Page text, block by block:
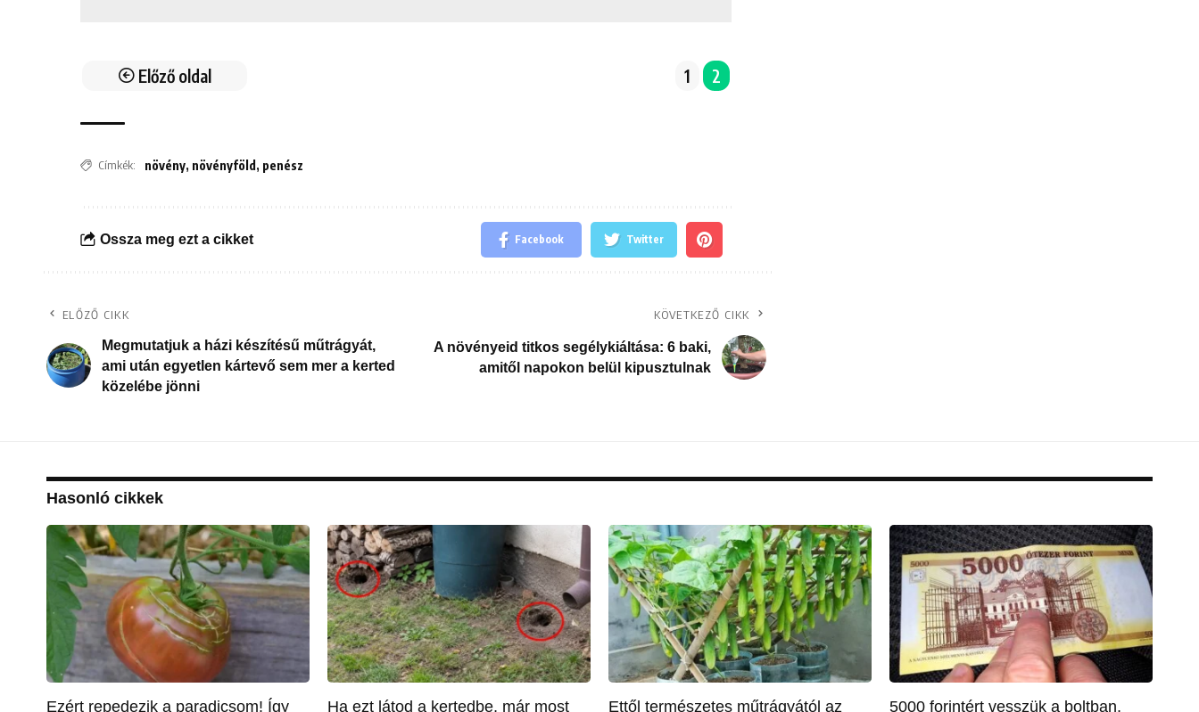
Előző oldal 1 2
Címkék: növény, növényföld , penész
Ossza meg ezt a cikket Facebook Twitter
ELŐZŐ CIKK
Megmutatjuk a házi készítésű műtrágyát,
ami után egyetlen kártevő sem mer a kerted
közelébe jönni
KÖVETKEZŐ CIKK
A növényeid titkos segélykiáltása: 6 baki,
amitől napokon belül kipusztulnak
Hasonló cikkek
Ezért repedezik a paradicsom! Így Ha ezt látod a kertedbe, már most Ettől természetes műtrágyától az 5000 forintért vesszük a boltban,